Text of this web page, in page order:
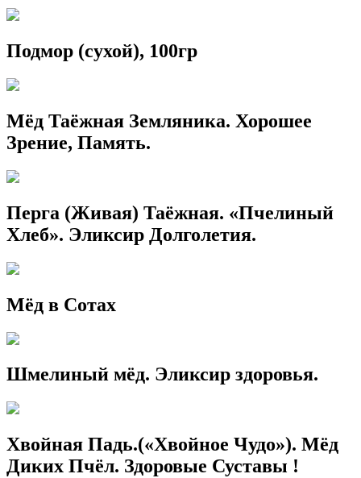
Подмор (сухой), 100гр
Мёд Таёжная Земляника. Хорошее
Зрение, Память.
Перга (Живая) Таёжная. «Пчелиный
Хлеб». Эликсир Долголетия.
Мёд в Сотах
Шмелиный мёд. Эликсир здоровья.
Хвойная Падь.(«Хвойное Чудо»). Мёд
Диких Пчёл. Здоровые Суставы !